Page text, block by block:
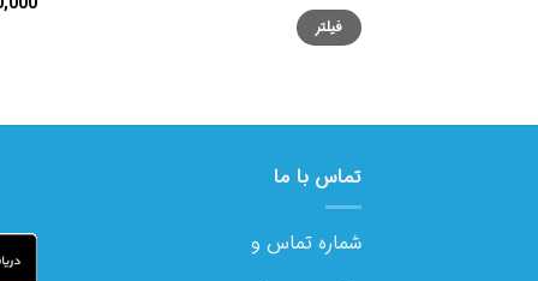
حداقل
قیمت
حداکثر
قیمتفیلتر
تماس با ما
شماره تماس و